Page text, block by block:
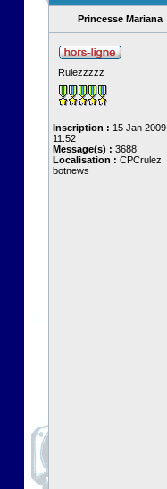
Princesse Mariana
Rulezzzzz
Inscription : 15 Jan 2009,
11:52
Message(s) : 3688
Localisation : CPCrulez
botnews